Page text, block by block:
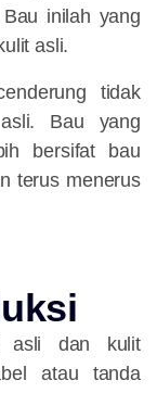
inilah yang
asli.
tidak
Bau yang
bersifat bau
terus menerus
asli dan kulit
atau tanda